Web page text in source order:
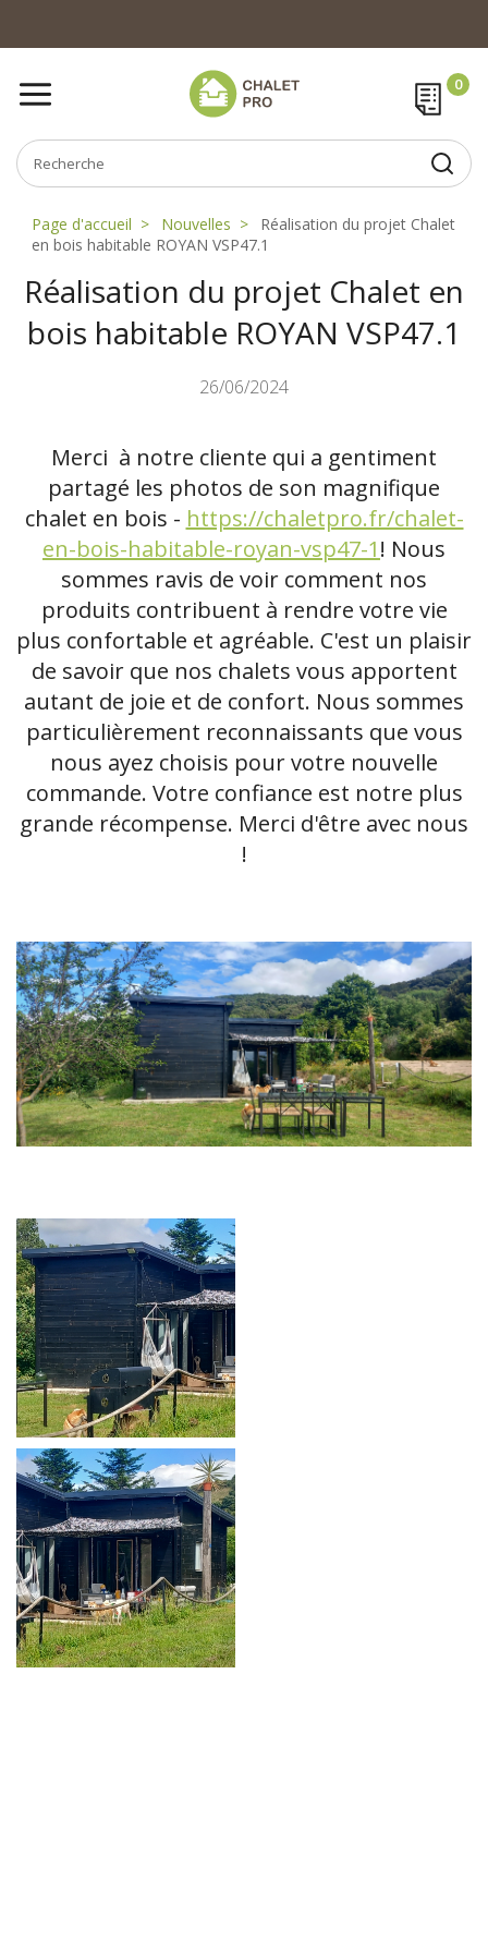
Page d'accueil Nouvelles
Réalisation du projet Chalet
en bois habitable ROYAN VSP47.1
Réalisation du projet Chalet en
bois habitable ROYAN VSP47.1
26/06/2024
Merci à notre cliente qui a gentiment
partagé les photos de son magnifique
chalet en bois - https://chaletpro.fr/chalet-
en-bois-habitable-royan-vsp47-1! Nous
sommes ravis de voir comment nos
produits contribuent à rendre votre vie
plus confortable et agréable. C'est un plaisir
de savoir que nos chalets vous apportent
autant de joie et de confort. Nous sommes
particulièrement reconnaissants que vous
nous ayez choisis pour votre nouvelle
commande. Votre confiance est notre plus
grande récompense. Merci d'être avec nous
!